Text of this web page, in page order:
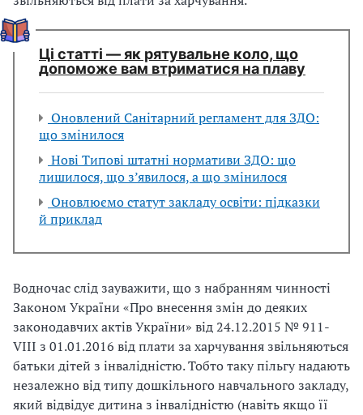
Ці статті — як рятувальне коло, що
допоможе вам втриматися на плаву
Оновлений Санітарний регламент для ЗДО:
що змінилося
Нові Типові штатні нормативи ЗДО: що
лишилося, що з’явилося, а що змінилося
Оновлюємо статут закладу освіти: підказки
й приклад
Водночас слiд зауважити, що з набранням чинностi
Законом України «Про внесення змiн до деяких
законодавчих актiв України» вiд 24.12.2015 № 911-
VIII з 01.01.2016 вiд плати за харчування звiльняються
батьки дiтей з iнвалiднiстю. Тобто таку пiльгу надають
незалежно вiд типу дошкiльного навчального закладу,
який вiдвiдує дитина з iнвалiднiстю (навiть якщо її